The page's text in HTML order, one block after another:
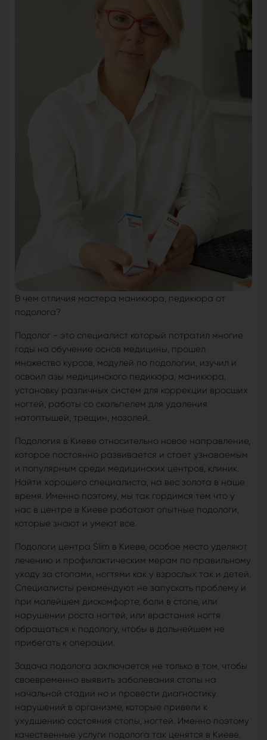
В чем отличия мастера маникюра, педикюра от
подолога?
Подолог - это специалист который потратил многие
годы на обучение основ медицины, прошел
множество курсов, модулей по подологии, изучил и
освоил азы медицинского педикюра, маникюра,
установку различных систем для коррекции вросших
ногтей, работы со скальпелем для удаления
натоптышей, трещин, мозолей.
Подология в Киеве относительно новое направление,
которое постоянно развивается и стает узнаваемым
и популярным среди медицинских центров, клиник.
Найти хорошего специалиста, на вес золота в наше
время. Именно поэтому, мы так гордимся тем что у
нас в центре в Киеве работают опытные подологи,
которые знают и умеют все.
Подологи центра Slim в Киеве, особое место уделяют
лечению и профилактическим мерам по правильному
уходу за стопами, ногтями как у взрослых так и детей.
Специалисты рекомендуют не запускать проблему и
при малейшем дискомфорте, боли в стопе, или
нарушении роста ногтей, или врастания ногтя
обращаться к подологу, чтобы в дальнейшем не
прибегать к операции.
Задача подолога заключается не только в том, чтобы
своевременно выявить заболевания стопы на
начальной стадии но и провести диагностику
нарушений в организме, которые привели к
ухудшению состояния стопы, ногтей. Именно поэтому
качественные услуги подолога так ценятся в Киеве.